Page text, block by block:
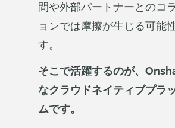
間や外部パートナーとのコ
ョンでは摩擦が生じる可能
す。
そこで活躍するのが、
なクラウドネイティブプラ
ムです。